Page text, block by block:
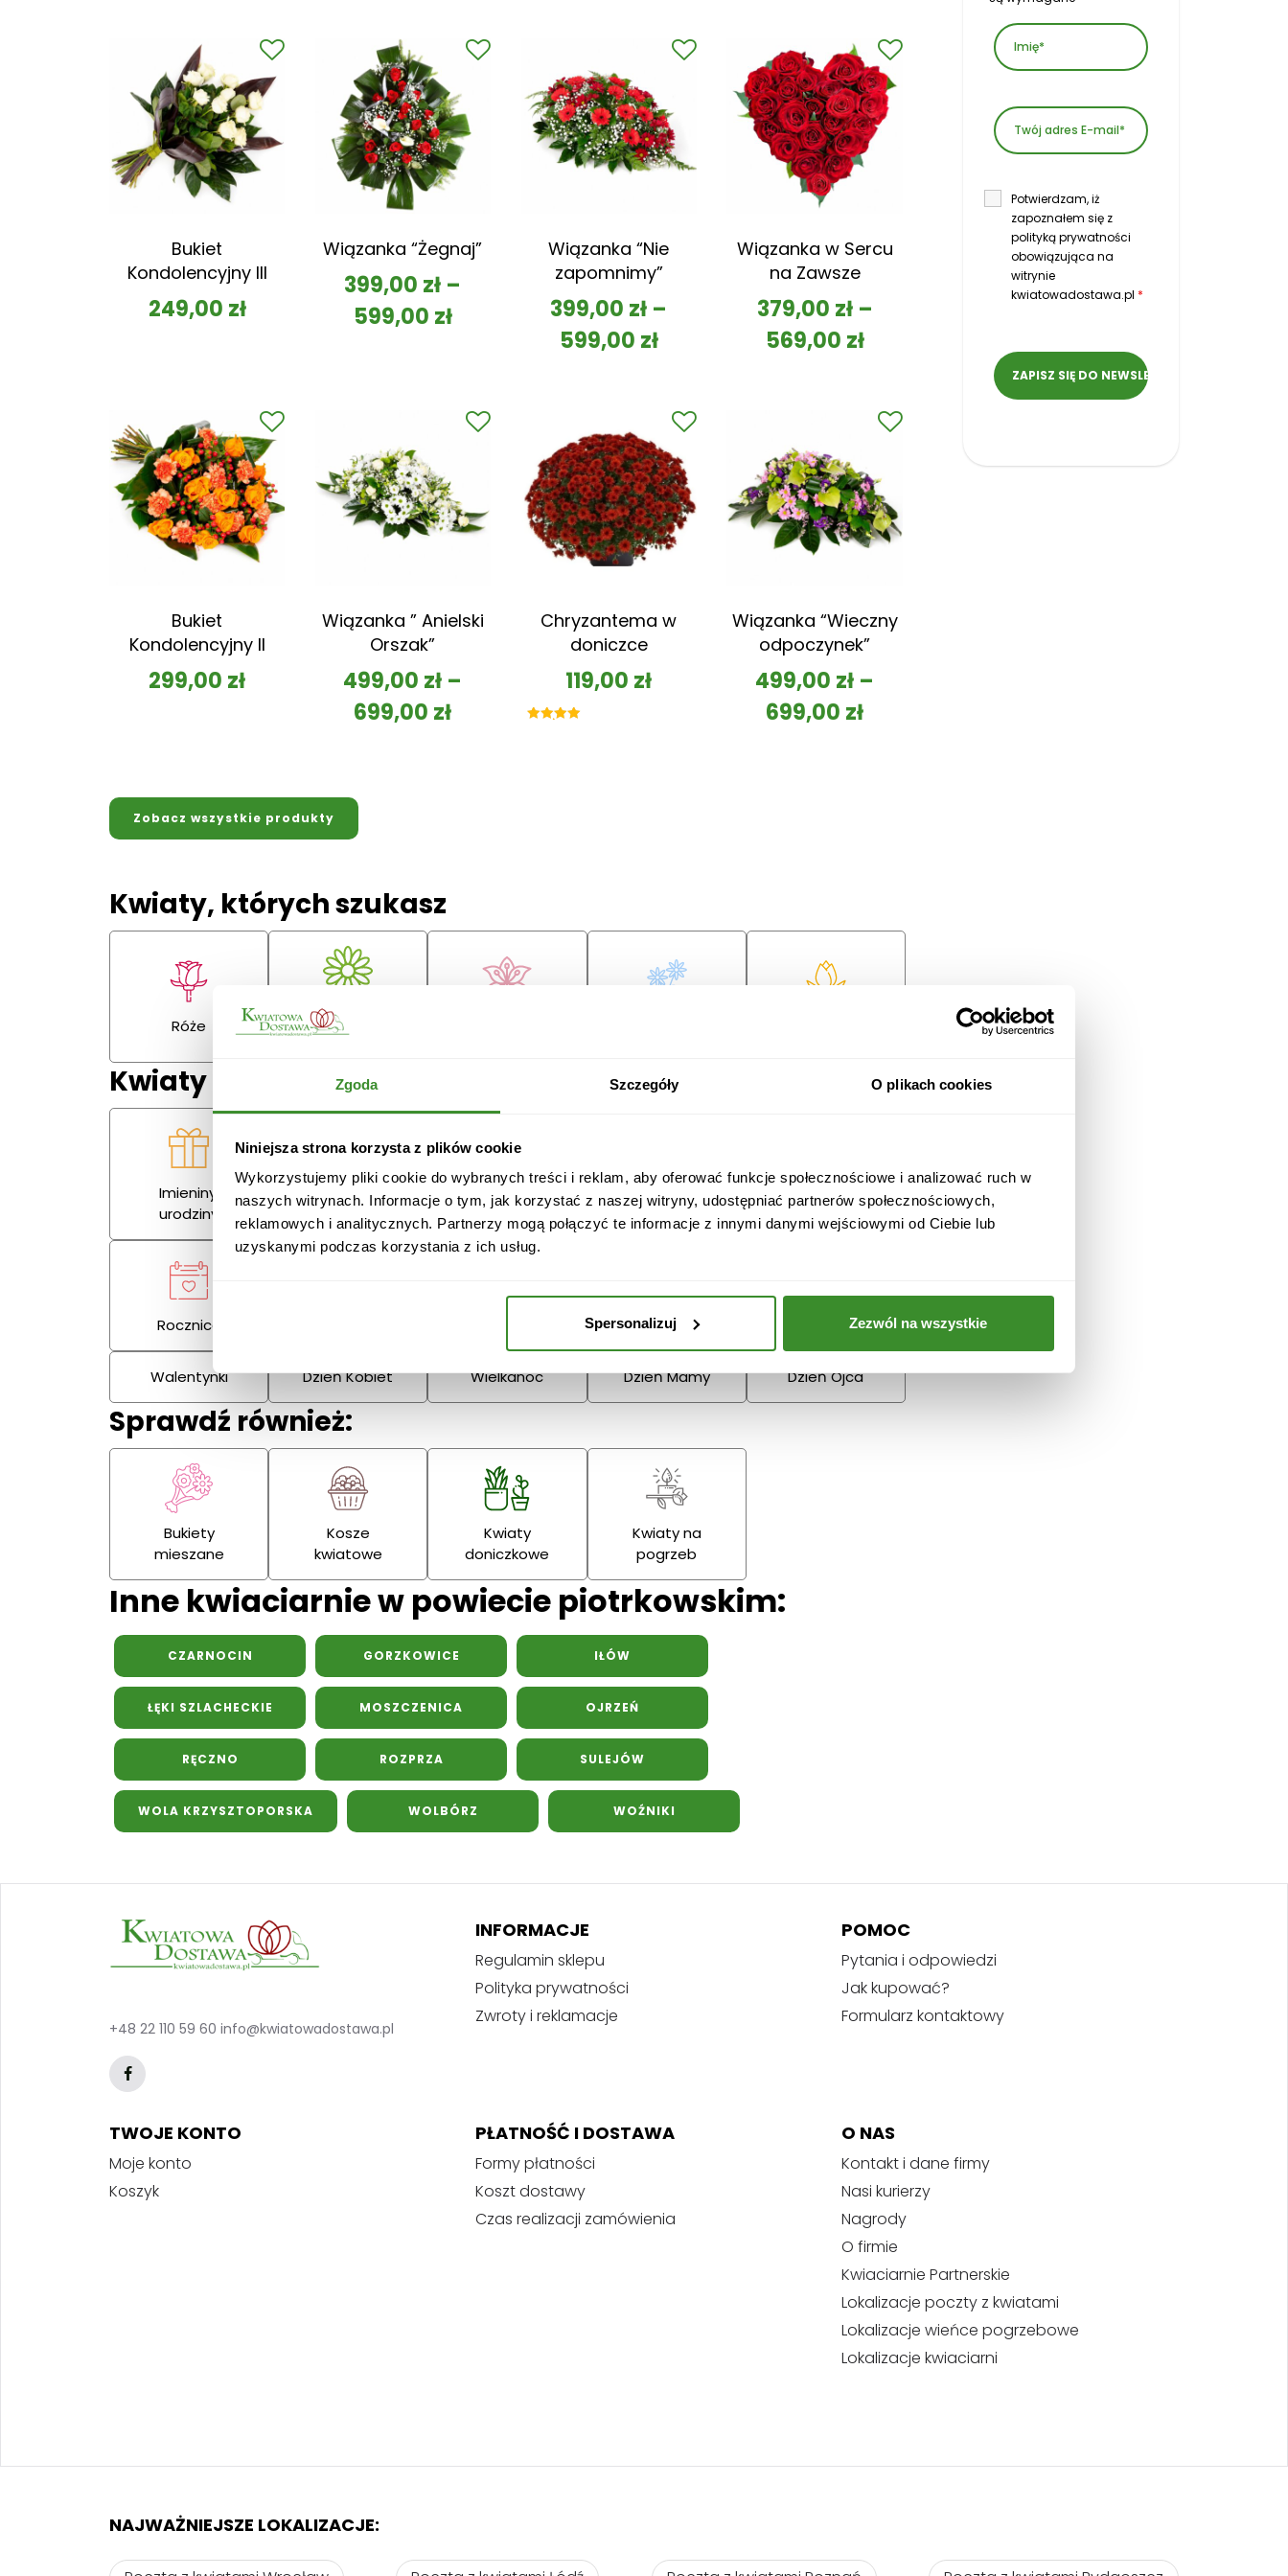
Zgoda Szczegóły O plikach cookies
Niniejsza strona korzysta z plików cookie
Wykorzystujemy pliki cookie do wybranych treści i reklam, aby oferować funkcje społecznościowe i analizować ruch w
naszych witrynach. Informacje o tym, jak korzystać z naszej witryny, udostępniać partnerów społecznościowych,
reklamowych i analitycznych. Partnerzy mogą połączyć te informacje z innymi danymi wejściowymi od Ciebie lub
uzyskanymi podczas korzystania z ich usług.
Spersonalizuj Zezwól na wszystkie
Bukiet
Kondolencyjny III
249,00 zł
Wiązanka “Żegnaj”
399,00 zł –
599,00 zł
Wiązanka “Nie
zapomnimy”
399,00 zł –
599,00 zł
Wiązanka w Sercu
na Zawsze
379,00 zł–
569,00 zł
Bukiet
Kondolencyjny II
299,00 zł
Wiązanka ” Anielski
Orszak”
499,00 zł –
699,00 zł
Chryzantema w
doniczce
119,00 zł
Wiązanka “Wieczny
odpoczynek”
499,00 zł –
699,00 zł
Zobacz wszystkie produkty
Kwiaty, których szukasz
Róże
Gerbery,
goździki
Kwiaty na każdą okazję
Imieniny,
urodziny
Miłość Przeprosiny Gratulacje Ślub
Rocznica
Walentynki Dzień Kobiet Wielkanoc Dzień Mamy Dzień Ojca
Sprawdź również:
Bukiety
mieszane
Kosze
kwiatowe
Kwiaty
doniczkowe
Kwiaty na
pogrzeb
Inne kwiaciarnie w powiecie piotrkowskim:
CZARNOCIN GORZKOWICE IŁÓW
ŁĘKI SZLACHECKIE MOSZCZENICA OJRZEŃ
RĘCZNO ROZPRZA SULEJÓW
WOLA KRZYSZTOPORSKA WOLBÓRZ WOŹNIKI
Potwierdzam, iż
zapoznałem się z
polityką prywatności
obowiązująca na
witrynie
kwiatowadostawa.pl *
+48 22 110 59 60 info@kwiatowadostawa.pl
INFORMACJE
Regulamin sklepu
Polityka prywatności
Zwroty i reklamacje
POMOC
Pytania i odpowiedzi
Jak kupować?
Formularz kontaktowy
TWOJE KONTO
Moje konto
Koszyk
PŁATNOŚĆ I DOSTAWA
Formy płatności
Koszt dostawy
Czas realizacji zamówienia
O NAS
Kontakt i dane firmy
Nasi kurierzy
Nagrody
O firmie
Kwiaciarnie Partnerskie
Lokalizacje poczty z kwiatami
Lokalizacje wieńce pogrzebowe
Lokalizacje kwiaciarni
NAJWAŻNIEJSZE LOKALIZACJE: